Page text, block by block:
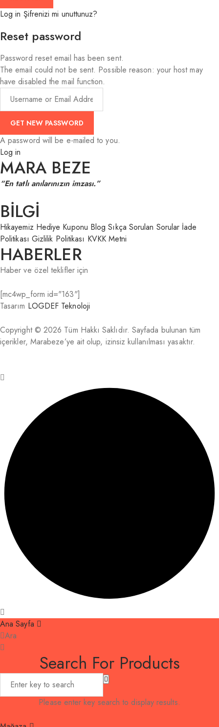
Log in Şifrenizi mi unuttunuz?
Reset password
Password reset email has been sent.
The email could not be sent. Possible reason: your host may
have disabled the mail function.
A password will be e-mailed to you.
Log in
MARA BEZE
“En tatlı anılarınızın imzası.”
BİLGİ
Hikayemiz Hediye Kuponu Blog Sıkça Sorulan Sorular İade
Politikası Gizlilik Politikası KVKK Metni
HABERLER
Haber ve özel teklifler için
[mc4wp_form id="163"]
Tasarım LOGDEF Teknoloji
Copyright © 2026 Tüm Hakkı Saklıdır. Sayfada bulunan tüm
içerikler, Marabeze’ye ait olup, izinsiz kullanılması yasaktır.
Ana Sayfa
Ara
Search For Products
Please enter key search to display results.